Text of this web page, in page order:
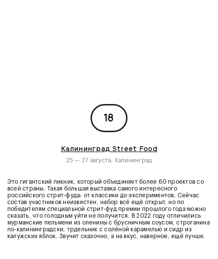
18
Калининград Street Food
25 — 27 августа, Калининград
Это гигантский пикник, который объединяет более 60 проектов со
всей страны. Такая большая выставка самого интересного
российского стрит-фуда: от классики до экспериментов. Сейчас
состав участников неизвестен, набор всё ещё открыт, но по
победителям специальной стрит-фуд премии прошлого года можно
сказать, что голодным уйти не получится. В 2022 году отличились
мурманские пельмени из оленины с брусничным соусом, строганина
по-калининградски, трдельник с солёной карамелью и сидр из
калужских яблок. Звучит сказочно, а на вкус, наверное, ещё лучше.